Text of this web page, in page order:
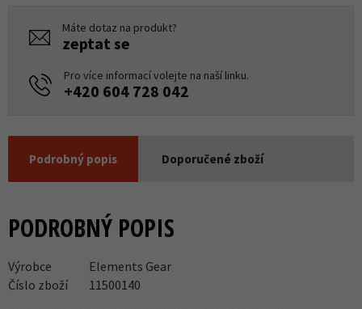
Máte dotaz na produkt?
zeptat se
Pro více informací volejte na naší linku.
+420 604 728 042
Podrobný popis Doporučené zboží
PODROBNÝ POPIS
Výrobce
Elements Gear
Číslo zboží
11500140